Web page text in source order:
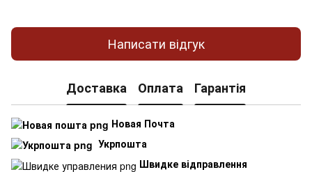
Написати відгук
Доставка Оплата Гарантія
Новая Почта
Укрпошта
Швидке відправлення